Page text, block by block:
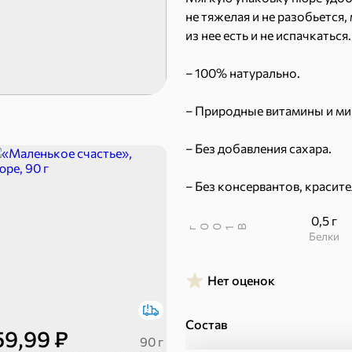
₽ 90 г
не тяжелая и не
из нее есть и не испачкаться.
– 100% натурально.
– Природные витамины и
– Без добавления сахара.
– Без консервантов,
В
1 00
г
0,5 г
Белки
Нет оценок
Состав
Вафли